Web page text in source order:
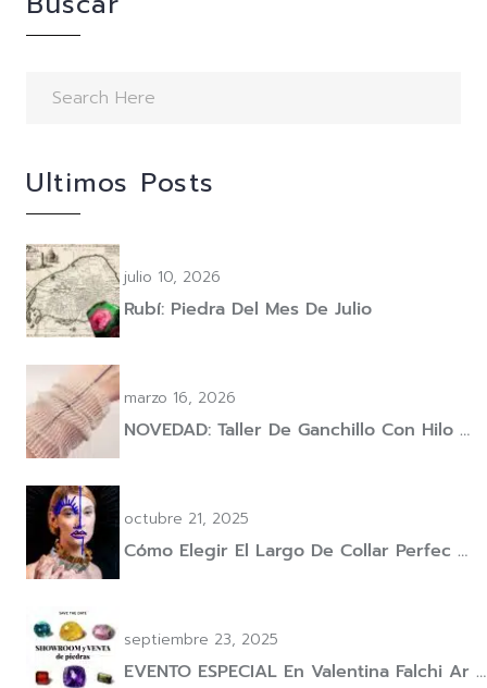
Ultimos Posts
julio 10, 2026
Rubí: Piedra Del Mes De Julio
marzo 16, 2026
NOVEDAD: Taller De Ganchillo Con Hilo …
octubre 21, 2025
Cómo Elegir El Largo De Collar Perfec …
septiembre 23, 2025
EVENTO ESPECIAL En Valentina Falchi Ar …